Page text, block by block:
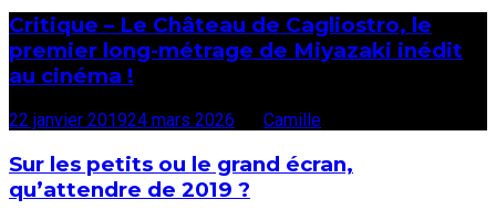
Critique – Le Château de Cagliostro, le
premier long-métrage de Miyazaki inédit
au cinéma !
22 janvier 201924 mars 2026 Camille
Sur les petits ou le grand écran,
qu’attendre de 2019 ?